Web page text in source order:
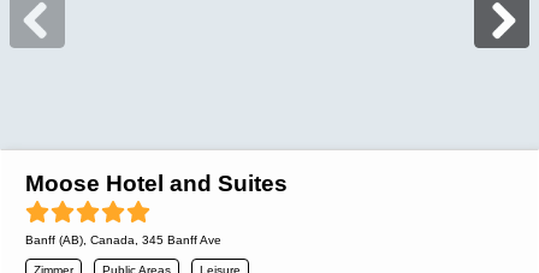
Moose Hotel and Suites
Banff (AB) Canada , 345 Banff Ave
Zimmer Public Areas Leisure